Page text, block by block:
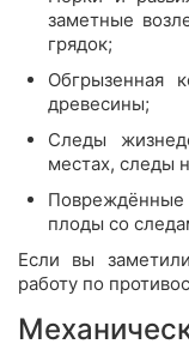
заметные
грядок;
Обгрызенная
древесины;
Следы
местах, следы
плоды со
Если вы
работу по